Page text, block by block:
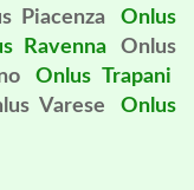
Piacenza
Onlus
Ravenna
Onlus
Onlus Trapani
Varese
Onlus